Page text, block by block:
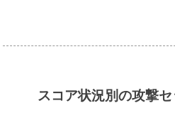
スコア状況別の攻撃